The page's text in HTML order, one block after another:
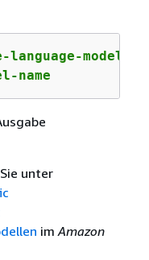
model \
name
unter
imAmazon